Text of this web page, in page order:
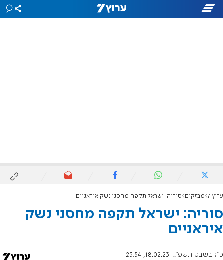
ערוץ 7 מבזקים סוריה: ישראל תקפה מחסני נשק איראניים
סוריה: ישראל תקפה מחסני נשק
איראניים
כ"ז בשבט תשפ"ג 18.02.23, 23:54